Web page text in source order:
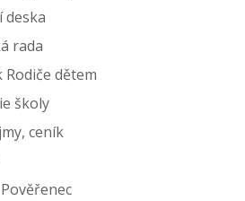
deska
rada
Rodiče dětem
školy
ceník
Pověřenec